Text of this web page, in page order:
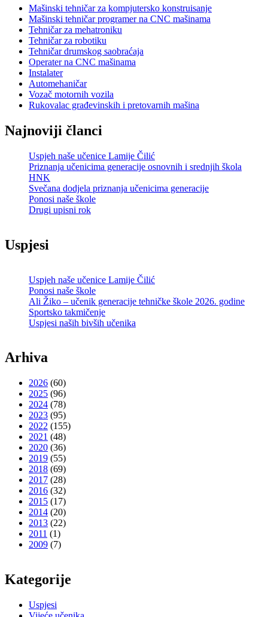
Mašinski tehničar za kompjutersko konstruisanje
Mašinski tehničar programer na CNC mašinama
Tehničar za mehatroniku
Tehničar za robotiku
Tehničar drumskog saobraćaja
Operater na CNC mašinama
Instalater
Automehaničar
Vozač motornih vozila
Rukovalac građevinskih i pretovarnih mašina
Najnoviji članci
Uspjeh naše učenice Lamije Čilić
Priznanja učenicima generacije osnovnih i srednjih škola
HNK
Svečana dodjela priznanja učenicima generacije
Ponosi naše škole
Drugi upisni rok
Uspjesi
Uspjeh naše učenice Lamije Čilić
Ponosi naše škole
Ali Žiko – učenik generacije tehničke škole 2026. godine
Sportsko takmičenje
Uspjesi naših bivših učenika
Arhiva
2026 (60)
2025 (96)
2024 (78)
2023 (95)
2022 (155)
2021 (48)
2020 (36)
2019 (55)
2018 (69)
2017 (28)
2016 (32)
2015 (17)
2014 (20)
2013 (22)
2011 (1)
2009 (7)
Kategorije
Uspjesi